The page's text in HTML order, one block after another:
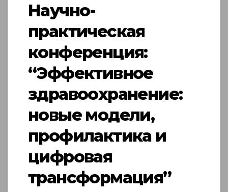
Научно-
практическая
конференция:
“Эффективное
здравоохранение:
новые модели,
профилактика и
цифровая
трансформация”